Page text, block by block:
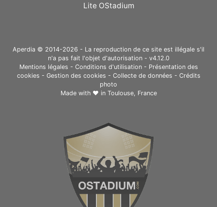
Lite OStadium
Aperdia © 2014-2026 - La reproduction de ce site est illégale s'il
n'a pas fait l'objet d'autorisation - v4.12.0
Mentions légales - Conditions d'utilisation- Présentation des
cookies - Gestion des cookies - Collecte de données - Crédits
photo
Made with ❤ in Toulouse, France